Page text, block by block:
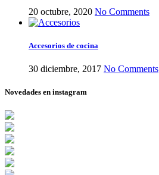
20 octubre, 2020 No Comments
Accesorios de cocina
30 diciembre, 2017 No Comments
Novedades en instagram